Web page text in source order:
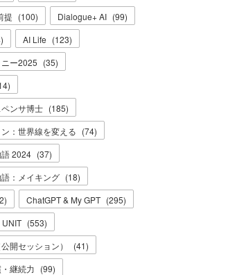
提 (100) Dialogue+ AI (99)
) AI Life (123)
ー2025 (35)
)
ンサ博士 (185)
：世界線を変える (74)
2024 (37)
：メイキング (18)
2) ChatGPT & My GPT (295)
UNIT (553)
開セッション）
(41)
継続力 (99)